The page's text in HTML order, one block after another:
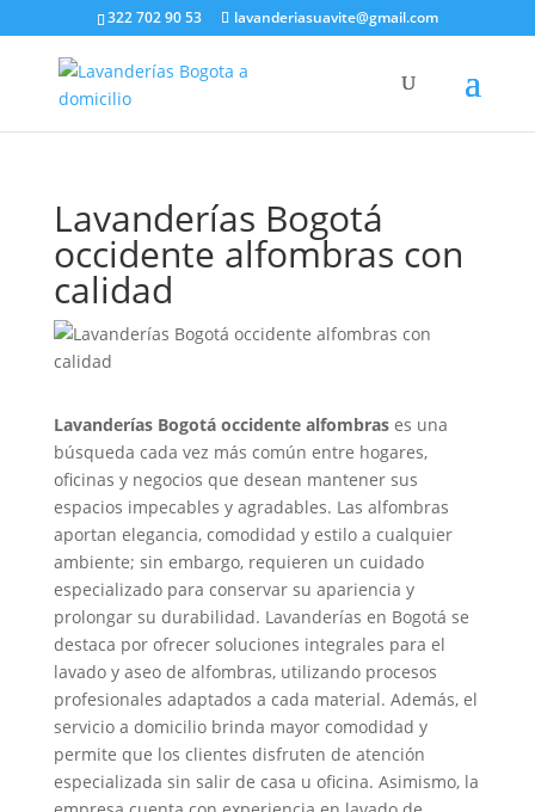
322 702 90 53 lavanderiasuavite@gmail.com
Lavanderías Bogotá
occidente alfombras con
calidad
Lavanderías Bogotá occidente alfombrases una
búsqueda cada vez más común entre hogares,
oficinas y negocios que desean mantener sus
espacios impecables y agradables. Las alfombras
aportan elegancia, comodidad y estilo a cualquier
ambiente; sin embargo, requieren un cuidado
especializado para conservar su apariencia y
prolongar su durabilidad. Lavanderías en Bogotá se
destaca por ofrecer soluciones integrales para el
lavado y aseo de alfombras, utilizando procesos
profesionales adaptados a cada material. Además, el
servicio a domicilio brinda mayor comodidad y
permite que los clientes disfruten de atención
especializada sin salir de casa u oficina. Asimismo, la